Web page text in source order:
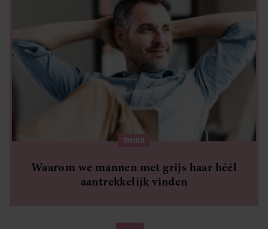
THUIS
Waarom we mannen met grijs haar héél
aantrekkelijk vinden